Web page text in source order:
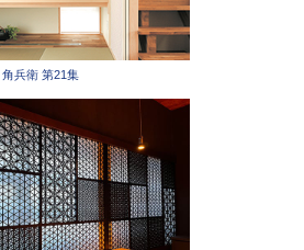
兵衛 第21集